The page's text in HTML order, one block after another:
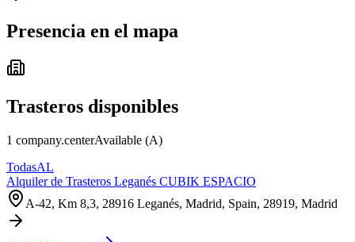
Presencia en el mapa
Trasteros disponibles
1 company.centerAvailable (A)
TodasAL
Alquiler de Trasteros Leganés CUBIK ESPACIO
A-42, Km 8,3, 28916 Leganés, Madrid, Spain, 28919, Madrid